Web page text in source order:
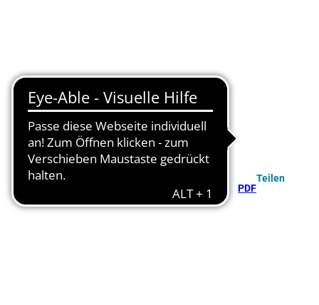
PDF
Teilen